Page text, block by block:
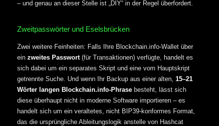
– und genau an dieser Stelle ist „DIY“ in der Regel überfordert.
Zweitpasswörter und Eselsbrücken
Zwei weitere Feinheiten: Falls Ihre Blockchain.info-Wallet über
ein zweites Passwort(für Transaktionen) verfügte, handelt es
sich dabei um ein separates Skript und eine vom Hauptskript
getrennte Suche. Und wenn Ihr Backup aus einer alten, 15–21
Wörter langen Blockchain.info-Phrase besteht, lässt sich
diese überhaupt nicht in moderne Software importieren – es
handelt sich um ein veraltetes, nicht BIP39-konformes Format,
das die ursprüngliche Ableitungslogik anstelle von Hashcat